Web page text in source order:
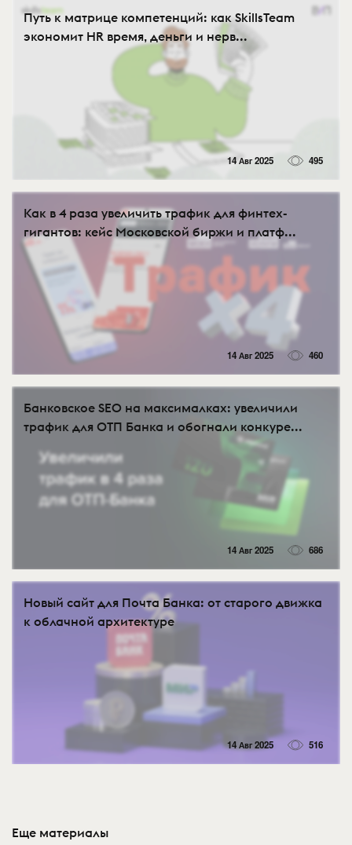
Путь к матрице компетенций: как SkillsTeam
экономит HR время, деньги и нерв...
14 Авг 2025 495
Как в 4 раза увеличить трафик для финтех-
гигантов: кейс Московской биржи и платф...
14 Авг 2025 460
Банковское SEO на максималках: увеличили
трафик для ОТП Банка и обогнали конкуре...
14 Авг 2025 686
Новый сайт для Почта Банка: от старого движка
к облачной архитектуре
14 Авг 2025 516
Еще материалы